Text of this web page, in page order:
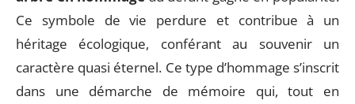
Ce symbole de vie perdure et contribue à un
héritage écologique, conférant au souvenir un
caractère quasi éternel. Ce type d’hommage s’inscrit
dans une démarche de mémoire qui, tout en